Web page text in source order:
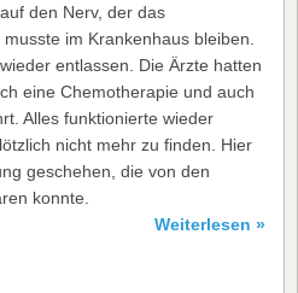
den Nerv, der das
im Krankenhaus bleiben.
entlassen. Die Ärzte hatten
eine Chemotherapie und auch
Alles funktionierte wieder
nicht mehr zu finden. Hier
geschehen, die von den
konnte.
Weiterlesen »